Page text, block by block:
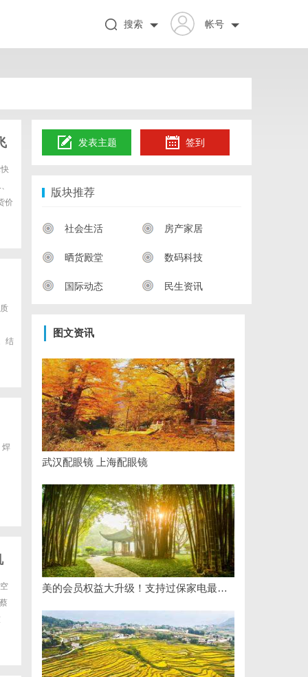
帐号
搜索
价
结
发表主题 签到
版块推荐
社会生活 房产家居
晒货殿堂 数码科技
国际动态 民生资讯
图文资讯
武汉配眼镜 上海配眼镜
美的会员权益大升级！支持过保家电最高3000元免费维修